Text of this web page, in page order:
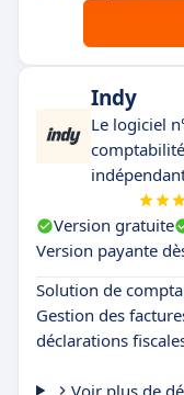
Indy
Le logiciel
Version gratuite
Version payante
Solution de
Gestion des
déclarations
Voir plus de